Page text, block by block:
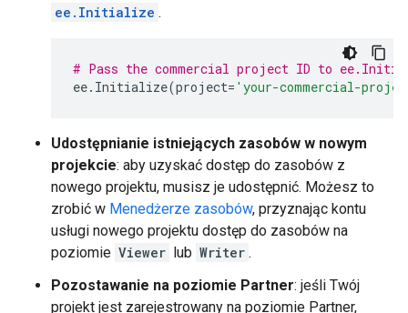
ee.Initialize .
# Pass the commercial project ID to
ee. Initialize(project= 'your-commercial-
Udostępnianie istniejących zasobów w nowym
projekcie: aby uzyskać dostęp do zasobów z
nowego projektu, musisz je udostępnić. Możesz to
zrobić w Menedżerze zasobów, przyznając kontu
usługi nowego projektu dostęp do zasobów na
poziomie Viewer lub Writer .
Pozostawanie na poziomie Partner: jeśli Twój
projekt jest zarejestrowany na poziomie Partner,